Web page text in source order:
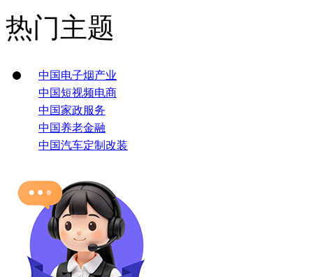
热门主题
中国电子烟产业
中国短视频电商
中国家政服务
中国养老金融
中国汽车定制改装